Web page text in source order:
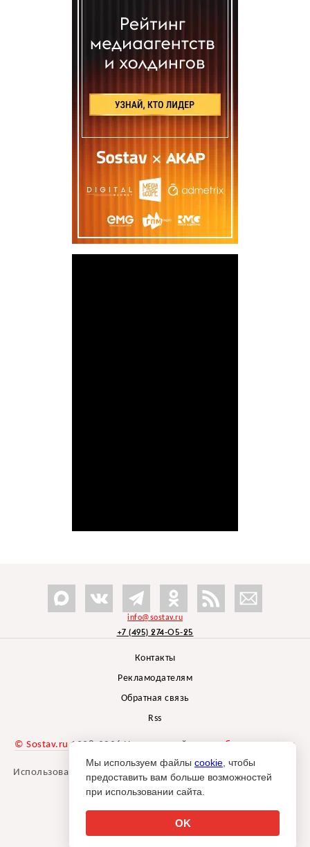
info@sostav.ru
+7 (495) 274-05-25
Контакты
Рекламодателям
Обратная связь
Rss
© Sostav.ru 1998-2026 Независимый проектбрендингового
агентства Depot
Использование материалов Sostav.ru допустимо только при
указании источника.
Мы используем файлы cookie , чтобы
предоставить вам больше возможностей
при использовании сайта.
OK